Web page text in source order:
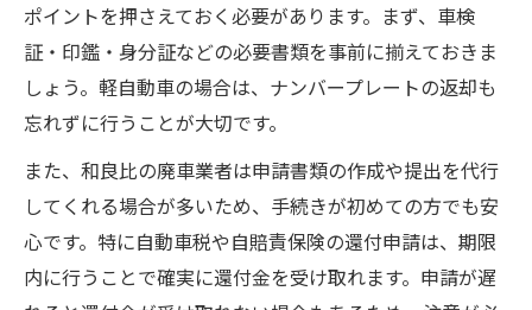
ポイントを押さえておく必要があります。まず、車検
証・印鑑・身分証などの必要書類を事前に揃えておきま
しょう。軽自動車の場合は、ナンバープレートの返却も
忘れずに行うことが大切です。
また、和良比の廃車業者は申請書類の作成や提出を代行
してくれる場合が多いため、手続きが初めての方でも安
心です。特に自動車税や自賠責保険の還付申請は、期限
内に行うことで確実に還付金を受け取れます。申請が遅